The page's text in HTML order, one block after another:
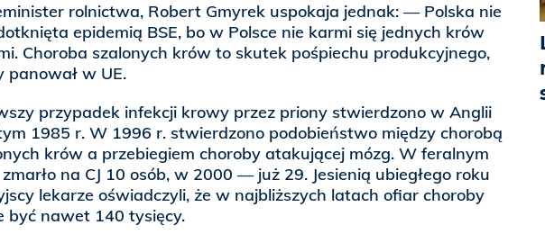
rolnictwa, Robert Gmyrek uspokaja jednak: — Polska nie
epidemią BSE, bo w Polsce nie karmi się jednych krów
Choroba szalonych krów to skutek pośpiechu produkcyjnego,
panował w UE.
przypadek infekcji krowy przez priony stwierdzono w Anglii
1985 r. W 1996 r. stwierdzono podobieństwo między chorobą
krów a przebiegiem choroby atakującej mózg. W feralnym
na CJ 10 osób, w 2000 — już 29. Jesienią ubiegłego roku
lekarze oświadczyli, że w najbliższych latach ofiar choroby
być nawet 140 tysięcy.